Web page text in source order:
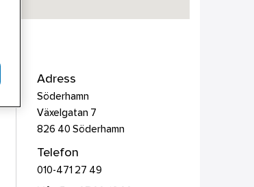
Adress
Söderhamn
Växelgatan 7
826 40 Söderhamn
Telefon
010-471 27 49